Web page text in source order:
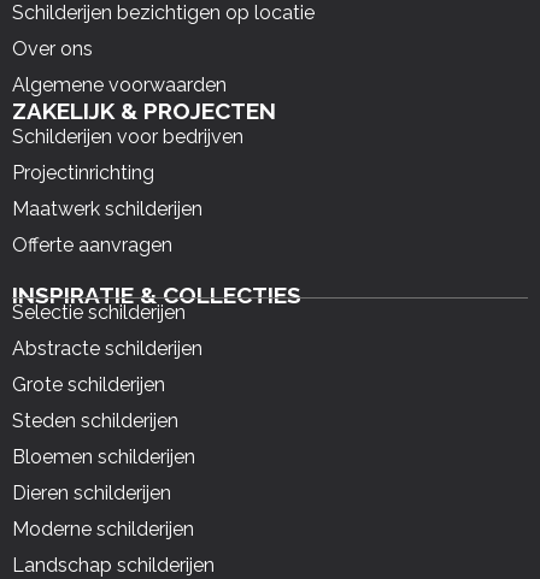
Schilderijen bezichtigen op locatie
Over ons
Algemene voorwaarden
ZAKELIJK & PROJECTEN
Schilderijen voor bedrijven
Projectinrichting
Maatwerk schilderijen
Offerte aanvragen
INSPIRATIE & COLLECTIES
Selectie schilderijen
Abstracte schilderijen
Grote schilderijen
Steden schilderijen
Bloemen schilderijen
Dieren schilderijen
Moderne schilderijen
Landschap schilderijen